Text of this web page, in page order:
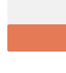
Protection des